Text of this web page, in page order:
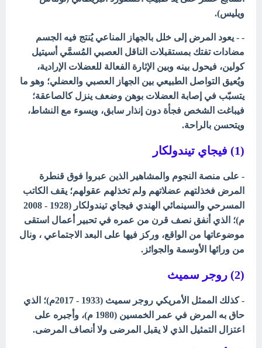
ويليس).
- - يعود المرض إلى خلل بالجهاز المناعي يُنتج فيه الجسم
مضادات تفتك بمستقبلات الناقل العصبي المُسمَّي أسيتيل
كولين، فيحول بينه وبين الإثارة الفعالة للعضلات الإرادية،
ويُعيق التواصل الطبيعي بين الجهاز العصبي والعضلي؛ وهو ما
يتسبّب في إصابة العضلات بوهن وضعف ينزل كالصاعقة؛
فيباغت الشخص فجأة دون إنذار سابق، ويسوء مع النشاط،
ويتحسن بالراحة.
(1) فيجاي تيندولكار
- على منصة النجوم والمشاهير الذين عبروا فوق قنطرة
المرض فخذلتهم عضلاتهم ولم تخذلهم عقولهم؛ يقف الكاتب
المسرحي والسينمائي الهندي فيجاي تيندولكار (1928 - 2008
م)؛ الذي أنفق نصف قرن من عمره في تحبير أعمال استقى
موضوعاتها من الواقع، وركز فيها على البعد الاجتماعي ، ونال
من ورائها الأوسمة والجوائز.
(2) روجر سميث
- كذلك الممثل الأمريكي روجر سميث (1933 - 2017م)؛ الذي
حاق به المرض
في عمر الخمسين (1980 م)، وأجبره على
اعتزال التمثيل الذي لا يقبل المرضى ولا أنصاف المرضى.